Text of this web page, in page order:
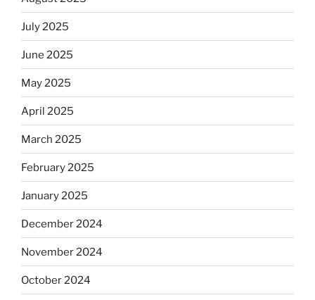
July 2025
June 2025
May 2025
April 2025
March 2025
February 2025
January 2025
December 2024
November 2024
October 2024